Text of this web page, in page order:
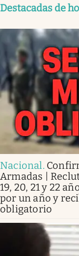
Destacadas de
Nacional.
Armadas |
19, 20, 21 y 22
por un año y
obligatorio